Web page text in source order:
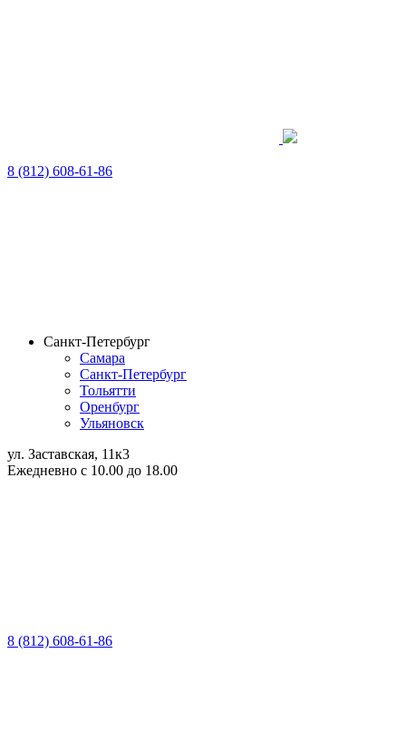
8 (812) 608-61-86
Санкт-Петербург
Самара
Санкт-Петербург
Тольятти
Оренбург
Ульяновск
ул. Заставская, 11к3
Ежедневно с 10.00 до 18.00
8 (812) 608-61-86